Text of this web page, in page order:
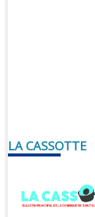
LA CASSOTTE